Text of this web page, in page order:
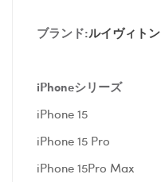
ブランド:ルイヴィトン
iPhoneシリーズ
iPhone 15
iPhone 15 Pro
iPhone 15Pro Max